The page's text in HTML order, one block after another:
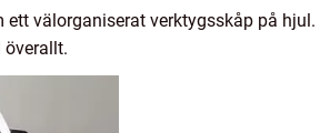
välorganiserat verktygsskåp på
överallt.